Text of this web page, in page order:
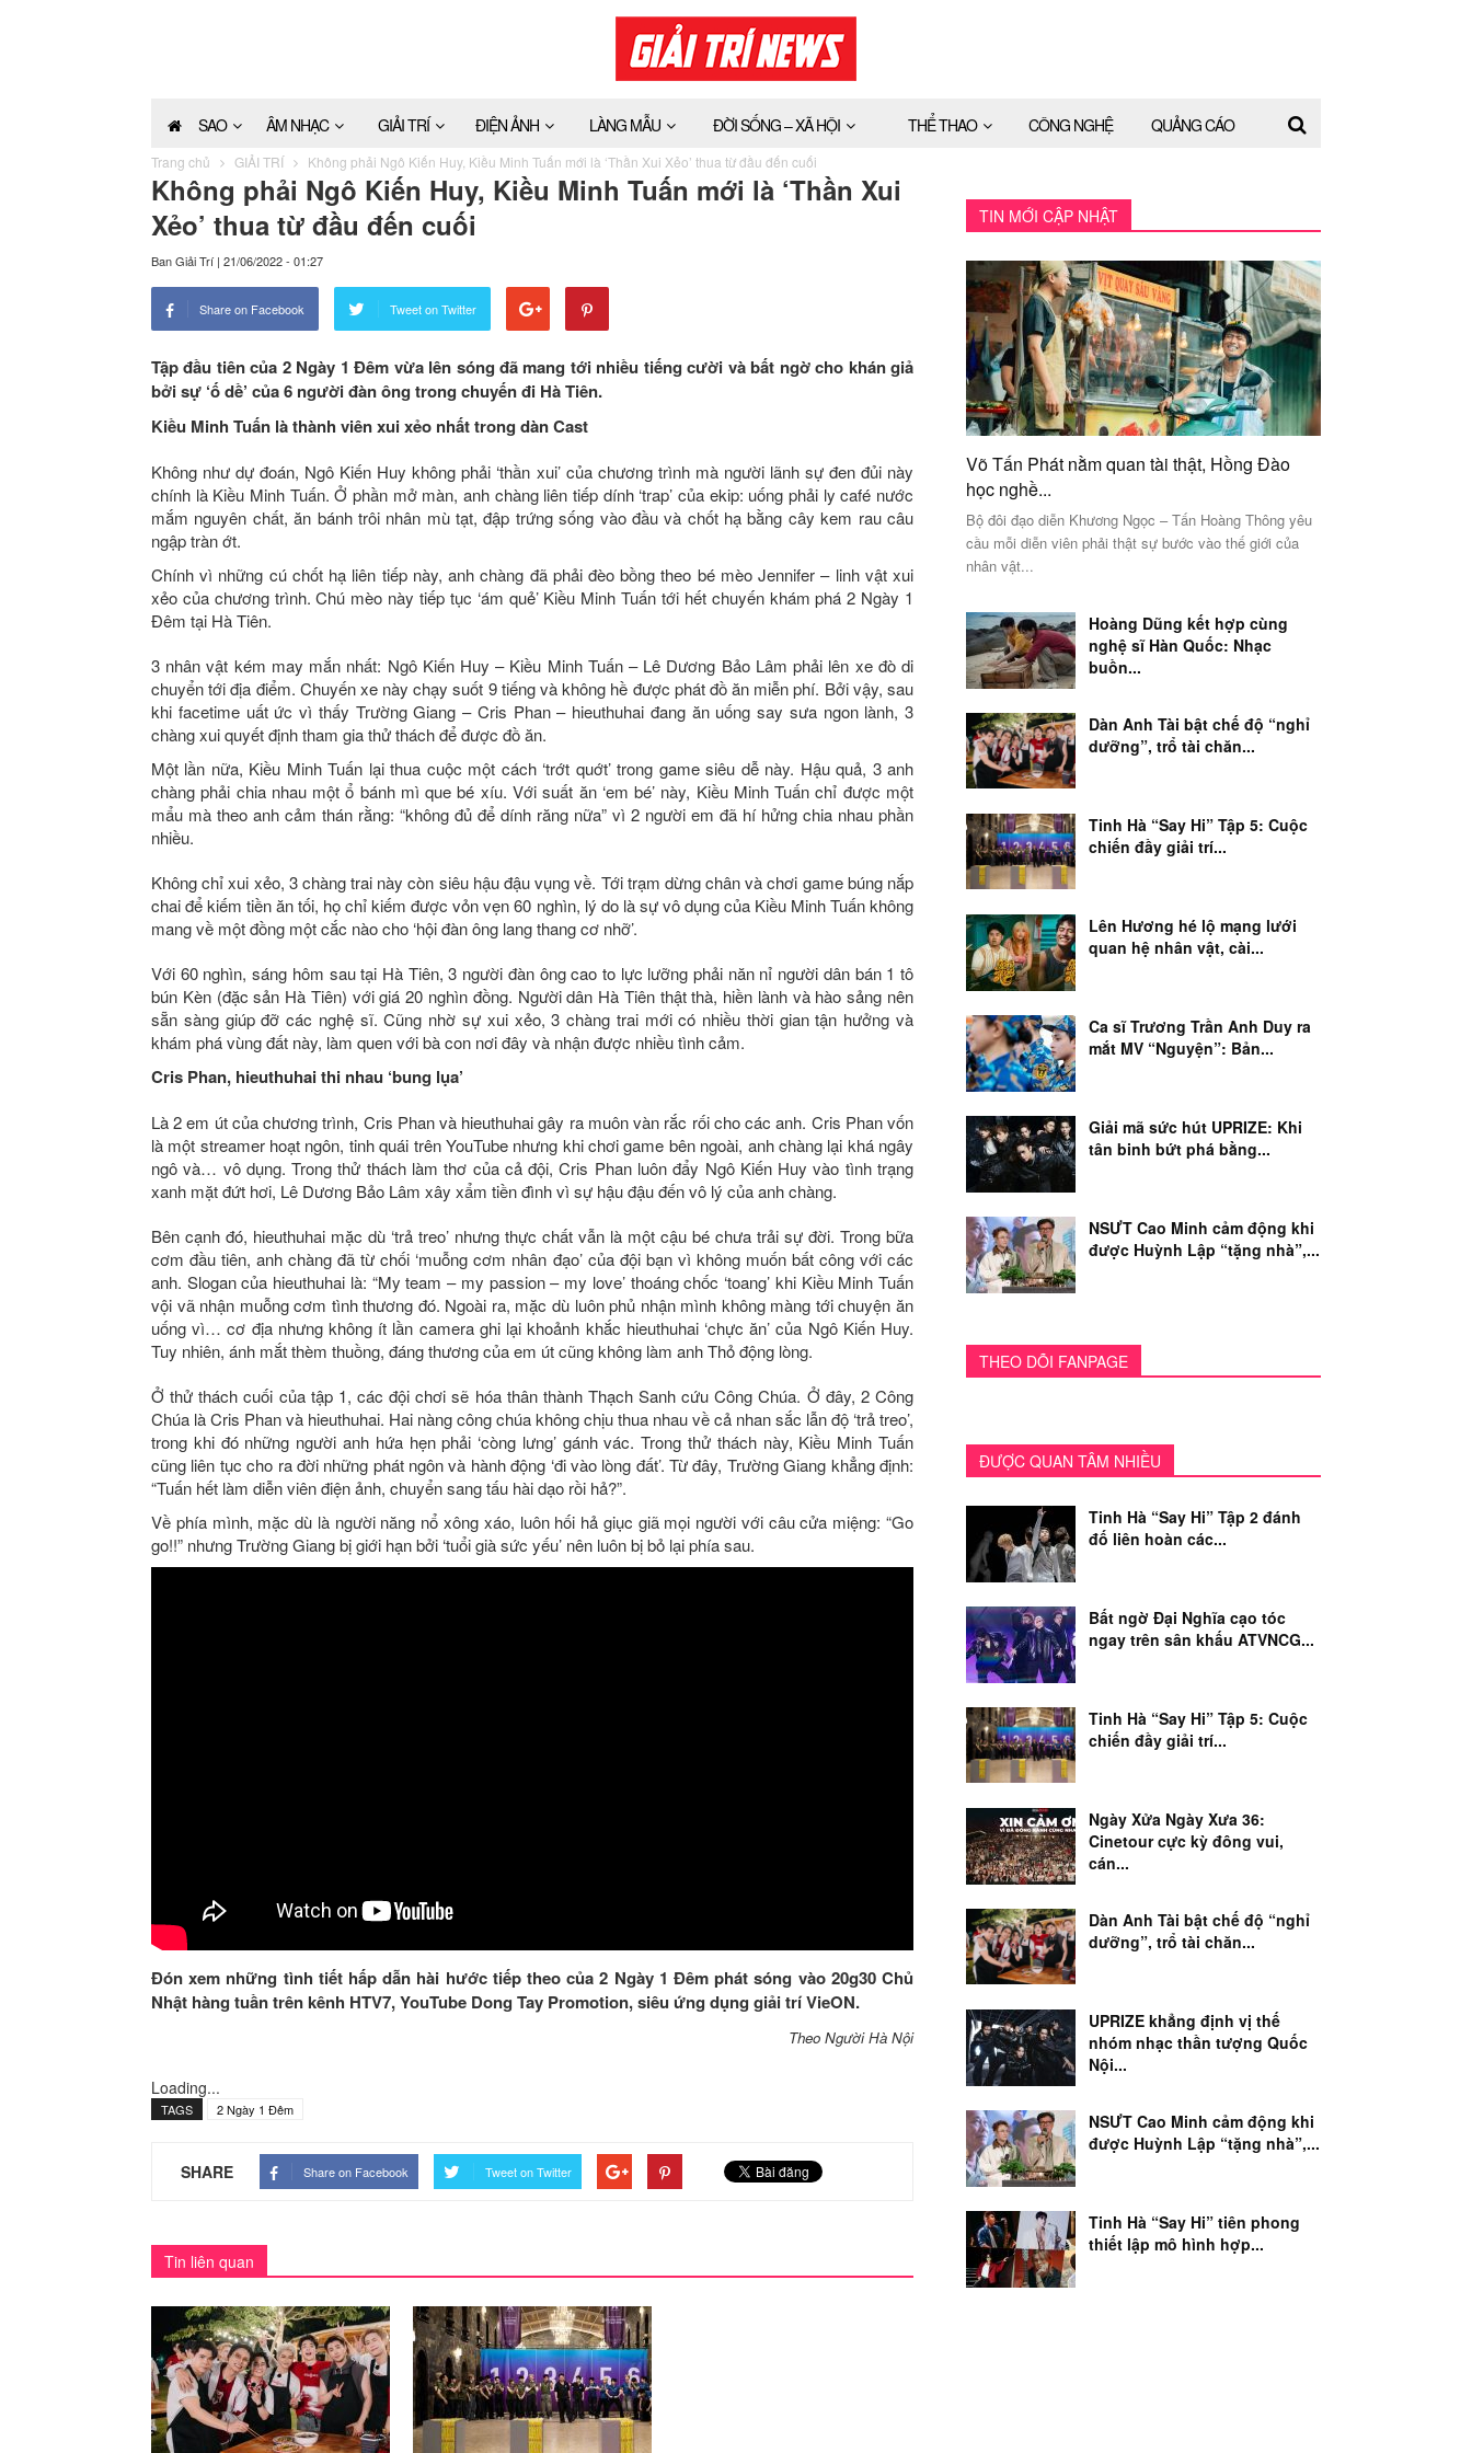
SAO ÂM NHẠC GIẢI TRÍ ĐIỆN ẢNH LÀNG MẪU ĐỜI SỐNG – XÃ HỘI THỂ THAO CÔNG NGHỆ QUẢNG CÁO
Trang chủ GIẢI TRÍ Không phải Ngô Kiến Huy, Kiều Minh Tuấn mới là ‘Thần Xui Xẻo’ thua từ đầu đến cuối
Không phải Ngô Kiến Huy, Kiều Minh Tuấn mới là ‘Thần Xui
Xẻo’ thua từ đầu đến cuối
Ban Giải Trí | 21/06/2022 - 01:27
Share on Facebook Tweet on Twitter
Tập đầu tiên của 2 Ngày 1 Đêm vừa lên sóng đã mang tới nhiều tiếng cười và bất ngờ cho khán giả
bởi sự ‘ố dề’ của 6 người đàn ông trong chuyến đi Hà Tiên.
Kiều Minh Tuấn là thành viên xui xẻo nhất trong dàn Cast
Không như dự đoán, Ngô Kiến Huy không phải ‘thần xui’ của chương trình mà người lãnh sự đen đủi này
chính là Kiều Minh Tuấn. Ở phần mở màn, anh chàng liên tiếp dính ‘trap’ của ekip: uống phải ly café nước
mắm nguyên chất, ăn bánh trôi nhân mù tạt, đập trứng sống vào đầu và chốt hạ bằng cây kem rau câu
ngập tràn ớt.
Chính vì những cú chốt hạ liên tiếp này, anh chàng đã phải đèo bồng theo bé mèo Jennifer – linh vật xui
xẻo của chương trình. Chú mèo này tiếp tục ‘ám quẻ’ Kiều Minh Tuấn tới hết chuyến khám phá 2 Ngày 1
Đêm tại Hà Tiên.
3 nhân vật kém may mắn nhất: Ngô Kiến Huy – Kiều Minh Tuấn – Lê Dương Bảo Lâm phải lên xe đò di
chuyển tới địa điểm. Chuyến xe này chạy suốt 9 tiếng và không hề được phát đồ ăn miễn phí. Bởi vậy, sau
khi facetime uất ức vì thấy Trường Giang – Cris Phan – hieuthuhai đang ăn uống say sưa ngon lành, 3
chàng xui quyết định tham gia thử thách để được đồ ăn.
Một lần nữa, Kiều Minh Tuấn lại thua cuộc một cách ‘trớt quớt’ trong game siêu dễ này. Hậu quả, 3 anh
chàng phải chia nhau một ổ bánh mì que bé xíu. Với suất ăn ‘em bé’ này, Kiều Minh Tuấn chỉ được một
mẩu mà theo anh cảm thán rằng: “không đủ để dính răng nữa” vì 2 người em đã hí hửng chia nhau phần
nhiều.
Không chỉ xui xẻo, 3 chàng trai này còn siêu hậu đậu vụng về. Tới trạm dừng chân và chơi game búng nắp
chai để kiếm tiền ăn tối, họ chỉ kiếm được vỏn vẹn 60 nghìn, lý do là sự vô dụng của Kiều Minh Tuấn không
mang về một đồng một cắc nào cho ‘hội đàn ông lang thang cơ nhỡ’.
Với 60 nghìn, sáng hôm sau tại Hà Tiên, 3 người đàn ông cao to lực lưỡng phải năn nỉ người dân bán 1 tô
bún Kèn (đặc sản Hà Tiên) với giá 20 nghìn đồng. Người dân Hà Tiên thật thà, hiền lành và hào sảng nên
sẵn sàng giúp đỡ các nghệ sĩ. Cũng nhờ sự xui xẻo, 3 chàng trai mới có nhiều thời gian tận hưởng và
khám phá vùng đất này, làm quen với bà con nơi đây và nhận được nhiều tình cảm.
Cris Phan, hieuthuhai thi nhau ‘bung lụa’
Là 2 em út của chương trình, Cris Phan và hieuthuhai gây ra muôn vàn rắc rối cho các anh. Cris Phan vốn
là một streamer hoạt ngôn, tinh quái trên YouTube nhưng khi chơi game bên ngoài, anh chàng lại khá ngây
ngô và… vô dụng. Trong thử thách làm thơ của cả đội, Cris Phan luôn đẩy Ngô Kiến Huy vào tình trạng
xanh mặt đứt hơi, Lê Dương Bảo Lâm xây xẩm tiền đình vì sự hậu đậu đến vô lý của anh chàng.
Bên cạnh đó, hieuthuhai mặc dù ‘trả treo’ nhưng thực chất vẫn là một cậu bé chưa trải sự đời. Trong bữa
cơm đầu tiên, anh chàng đã từ chối ‘muỗng cơm nhân đạo’ của đội bạn vì không muốn bất công với các
anh. Slogan của hieuthuhai là: “My team – my passion – my love’ thoáng chốc ‘toang’ khi Kiều Minh Tuấn
vội vã nhận muỗng cơm tình thương đó. Ngoài ra, mặc dù luôn phủ nhận mình không màng tới chuyện ăn
uống vì… cơ địa nhưng không ít lần camera ghi lại khoảnh khắc hieuthuhai ‘chực ăn’ của Ngô Kiến Huy.
Tuy nhiên, ánh mắt thèm thuồng, đáng thương của em út cũng không làm anh Thỏ động lòng.
Ở thử thách cuối của tập 1, các đội chơi sẽ hóa thân thành Thạch Sanh cứu Công Chúa. Ở đây, 2 Công
Chúa là Cris Phan và hieuthuhai. Hai nàng công chúa không chịu thua nhau về cả nhan sắc lẫn độ ‘trả treo’,
trong khi đó những người anh hứa hẹn phải ‘còng lưng’ gánh vác. Trong thử thách này, Kiều Minh Tuấn
cũng liên tục cho ra đời những phát ngôn và hành động ‘đi vào lòng đất’. Từ đây, Trường Giang khẳng định:
“Tuấn hết làm diễn viên điện ảnh, chuyển sang tấu hài dạo rồi hả?”.
Về phía mình, mặc dù là người năng nổ xông xáo, luôn hối hả giục giã mọi người với câu cửa miệng: “Go
go!!” nhưng Trường Giang bị giới hạn bởi ‘tuổi già sức yếu’ nên luôn bị bỏ lại phía sau.
Đón xem những tình tiết hấp dẫn hài hước tiếp theo của 2 Ngày 1 Đêm phát sóng vào 20g30 Chủ
Nhật hàng tuần trên kênh HTV7, YouTube Dong Tay Promotion, siêu ứng dụng giải trí VieON.
Theo Người Hà Nội
Loading...
TAGS 2 Ngày 1 Đêm
SHARE Share on Facebook Tweet on Twitter
Tin liên quan
TIN MỚI CẬP NHẬT
Võ Tấn Phát nằm quan tài thật, Hồng Đào
học nghề...
Bộ đôi đạo diễn Khương Ngọc – Tấn Hoàng Thông yêu
cầu mỗi diễn viên phải thật sự bước vào thế giới của
nhân vật...
Hoàng Dũng kết hợp cùng
nghệ sĩ Hàn Quốc: Nhạc
buồn...
Dàn Anh Tài bật chế độ “nghỉ
dưỡng”, trổ tài chăn...
Tinh Hà “Say Hi” Tập 5: Cuộc
chiến đầy giải trí...
Lên Hương hé lộ mạng lưới
quan hệ nhân vật, cài...
Ca sĩ Trương Trần Anh Duy ra
mắt MV “Nguyện”: Bản...
Giải mã sức hút UPRIZE: Khi
tân binh bứt phá bằng...
NSƯT Cao Minh cảm động khi
được Huỳnh Lập “tặng nhà”,...
THEO DÕI FANPAGE
ĐƯỢC QUAN TÂM NHIỀU
Tinh Hà “Say Hi” Tập 2 đánh
đố liên hoàn các...
Bất ngờ Đại Nghĩa cạo tóc
ngay trên sân khấu ATVNCG...
Tinh Hà “Say Hi” Tập 5: Cuộc
chiến đầy giải trí...
Ngày Xửa Ngày Xưa 36:
Cinetour cực kỳ đông vui,
cán...
Dàn Anh Tài bật chế độ “nghỉ
dưỡng”, trổ tài chăn...
UPRIZE khẳng định vị thế
nhóm nhạc thần tượng Quốc
Nội...
NSƯT Cao Minh cảm động khi
được Huỳnh Lập “tặng nhà”,...
Tinh Hà “Say Hi” tiên phong
thiết lập mô hình hợp...